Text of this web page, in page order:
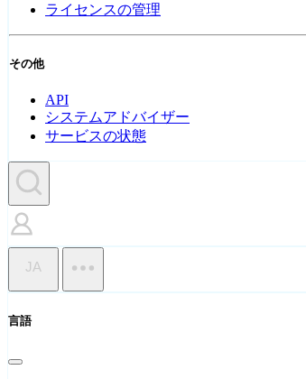
ライセンスの管理
その他
API
システムアドバイザー
サービスの状態
JA
言語